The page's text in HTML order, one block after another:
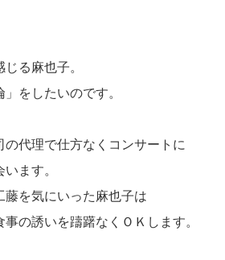
る麻也子。
をしたいのです。
代理で仕方なくコンサートに
ます。
藤を気にいった麻也子は
の誘いを躊躇なくＯＫします。